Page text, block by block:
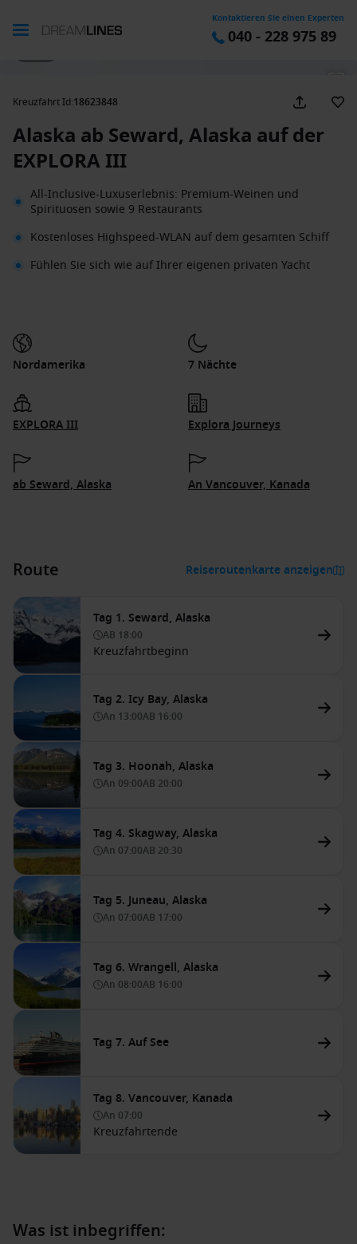
Kontaktieren Sie einen Experten
040 - 228 975 89
Kreuzfahrt Id:18623848
Alaska ab Seward, Alaska auf der
EXPLORA III
All-Inclusive-Luxuserlebnis: Premium-Weinen und
Spirituosen sowie 9 Restaurants
Kostenloses Highspeed-WLAN auf dem gesamten Schiff
Fühlen Sie sich wie auf Ihrer eigenen privaten Yacht
Nordamerika 7 Nächte
EXPLORA III Explora Journeys
ab Seward, Alaska An Vancouver, Kanada
Route Reiseroutenkarte anzeigen
Tag 1. Seward, Alaska
AB 18:00
Kreuzfahrtbeginn
Tag 2. Icy Bay, Alaska
An 13:00AB 16:00
Tag 3. Hoonah, Alaska
An 09:00AB 20:00
Tag 4. Skagway, Alaska
An 07:00AB 20:30
Tag 5. Juneau, Alaska
An 07:00AB 17:00
Tag 6. Wrangell, Alaska
An 08:00AB 16:00
Tag 7. Auf See
Tag 8. Vancouver, Kanada
An 07:00
Kreuzfahrtende
Was ist inbegriffen: